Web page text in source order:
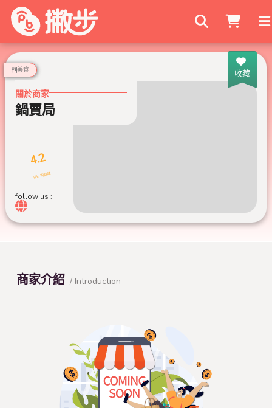
搜尋商家
收藏
美食
關於商家
鍋賣局
4.2
957 則評論
follow us :
商家介紹 / Introduction